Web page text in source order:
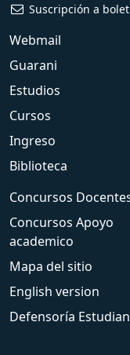
Suscripción a
Webmail
Guarani
Estudios
Cursos
Ingreso
Biblioteca
Concursos
Concursos Apoyo
academico
Mapa del sitio
English version
Defensoría